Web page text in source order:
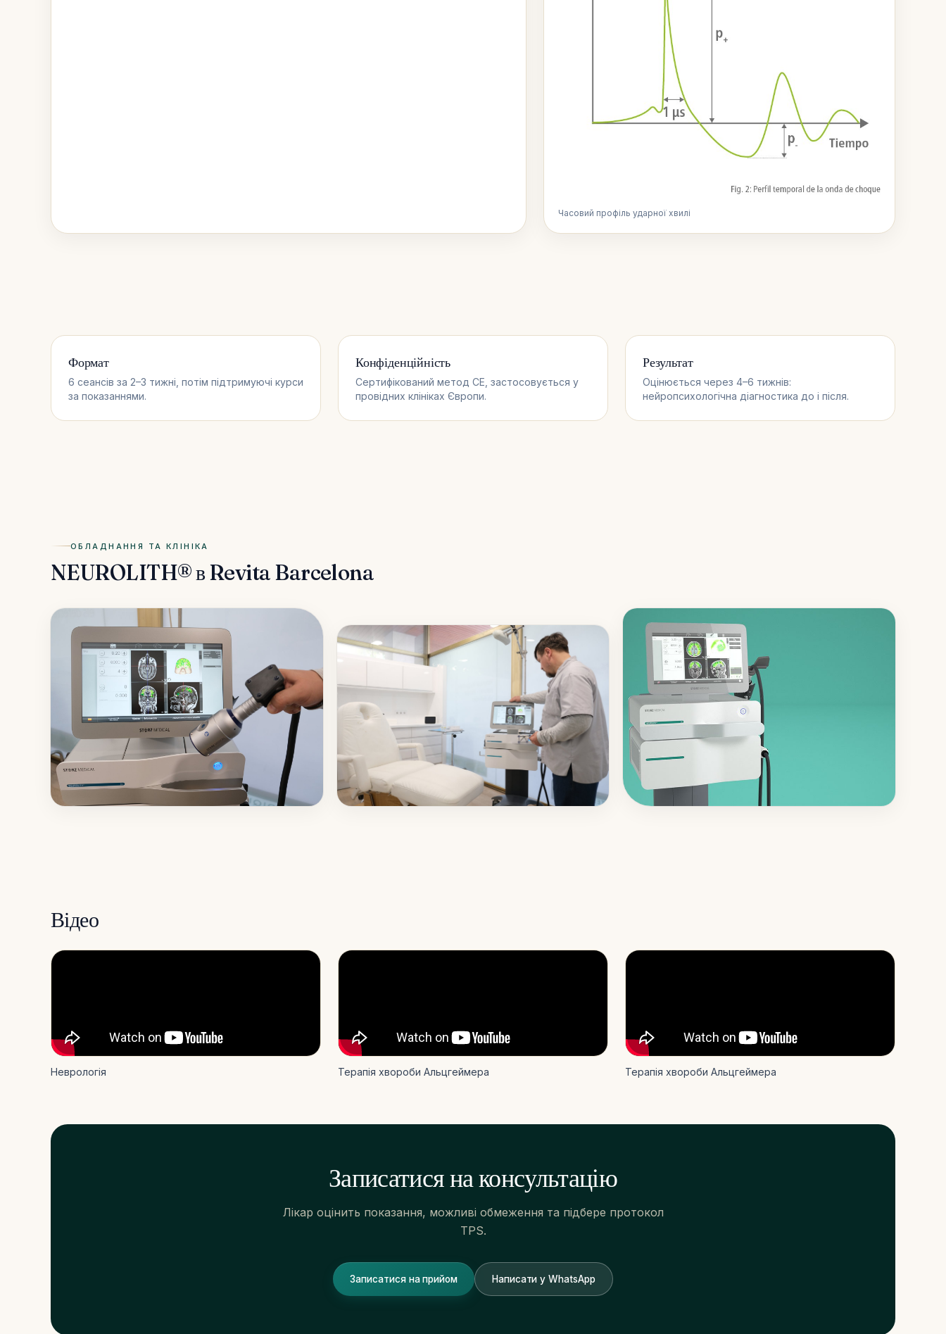
Часовий профіль ударної хвилі
Формат
6 сеансів за 2–3 тижні, потім підтримуючі курси
за показаннями.
Конфіденційність
Сертифікований метод CE, застосовується у
провідних клініках Європи.
Результат
Оцінюється через 4–6 тижнів:
нейропсихологічна діагностика до і після.
ОБЛАДНАННЯ ТА КЛІНІКА
NEUROLITH® в Revita Barcelona
Відео
Неврологія Терапія хвороби Альцгеймера Терапія хвороби Альцгеймера
Записатися на консультацію
Лікар оцінить показання, можливі обмеження та підбере протокол
TPS.
Записатися на прийом Написати у WhatsApp